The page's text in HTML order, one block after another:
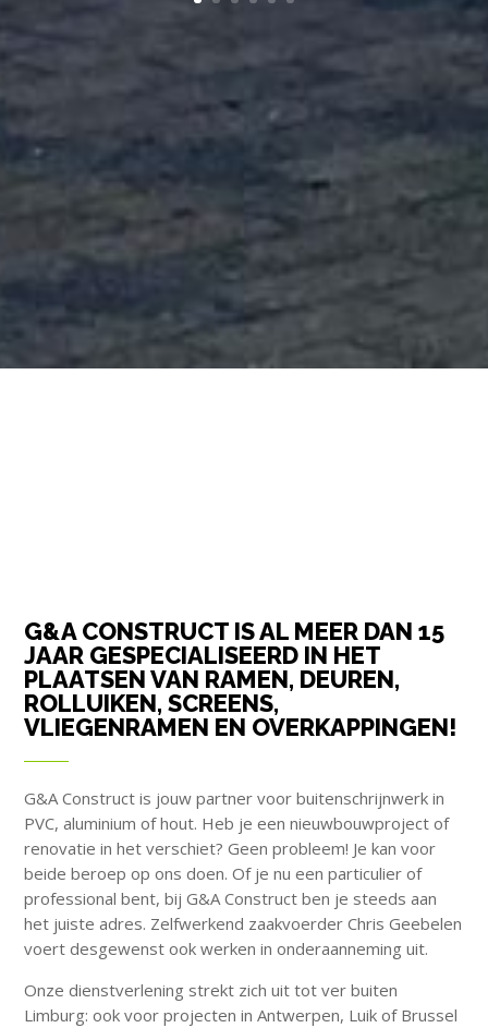
G&A CONSTRUCT IS AL MEER DAN 15
JAAR GESPECIALISEERD IN HET
PLAATSEN VAN RAMEN, DEUREN,
ROLLUIKEN, SCREENS,
VLIEGENRAMEN EN OVERKAPPINGEN!
G&A Construct is jouw partner voor buitenschrijnwerk in
PVC, aluminium of hout. Heb je een nieuwbouwproject of
renovatie in het verschiet? Geen probleem! Je kan voor
beide beroep op ons doen. Of je nu een particulier of
professional bent, bij G&A Construct ben je steeds aan
het juiste adres. Zelfwerkend zaakvoerder Chris Geebelen
voert desgewenst ook werken in onderaanneming uit.
Onze dienstverlening strekt zich uit tot ver buiten
Limburg: ook voor projecten in Antwerpen, Luik of Brussel